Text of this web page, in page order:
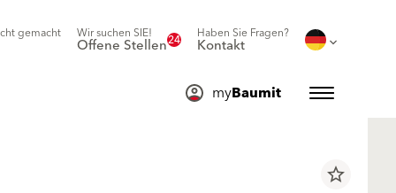
gemacht Wir suchen SIE!
Offene Stellen24 Haben Sie Fragen?
Kontakt
myBaumit
star_border